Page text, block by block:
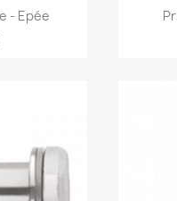
- Epée